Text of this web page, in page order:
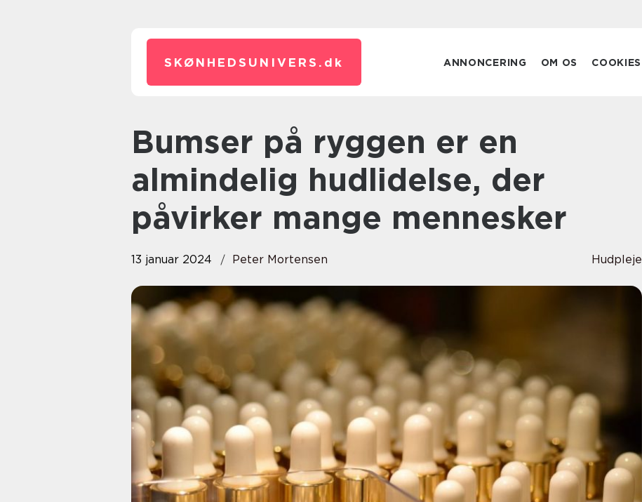
SKØNHEDSUNIVERS. dk ANNONCERING OM OS COOKIES
Bumser på ryggen er en
almindelig hudlidelse, der
påvirker mange mennesker
13 januar 2024 Peter Mortensen Hudpleje